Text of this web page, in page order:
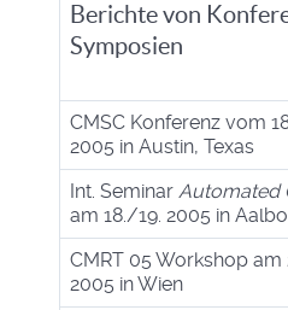
Berichte von
Symposien
CMSC Konferenz vom
2005 in Austin, Texas
Int. Seminar Automated
am 18./19. 2005 in
CMRT 05 Workshop
2005 in Wien